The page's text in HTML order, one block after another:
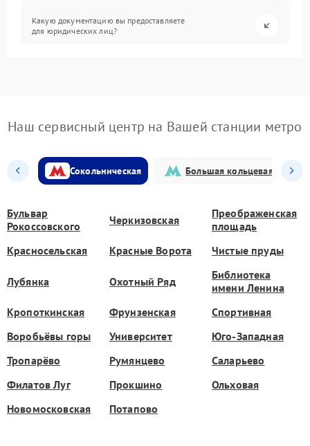
Какую документацию вы предоставляете
для юридических лиц?
Наш сервисный центр на Вашей станции метро
Сокольническая Большая кольцевая
Бульвар
Рокоссовского
Черкизовская
Преображенская
площадь
Красносельская
Красные Ворота Чистые пруды
Лубянка Охотный Ряд
Библиотека
имени Ленина
Кропоткинская
Фрунзенская
Спортивная
Воробьёвы горы
Университет
Юго-Западная
Тропарёво
Румянцево
Саларьево
Филатов Луг
Прокшино
Ольховая
Новомосковская
Потапово